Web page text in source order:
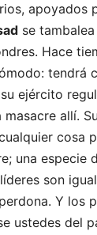
apoyados
se
Hace
tendrá
ejército
allí.
cosa
una especie
son
Y los
ustedes del